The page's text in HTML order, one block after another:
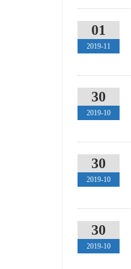
01
2019-11
30
2019-10
30
2019-10
30
2019-10